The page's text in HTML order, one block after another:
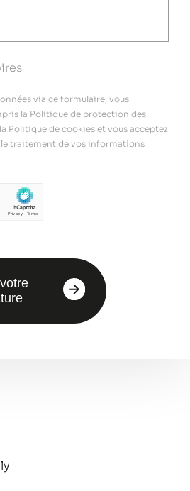
via ce formulaire, vous
la Politique de protection des
Politique de cookies et vous acceptez
traitement de vos informations